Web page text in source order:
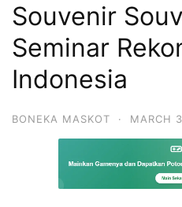
Souvenir
Seminar
Indonesia
BONEKA MASKOT · MARCH